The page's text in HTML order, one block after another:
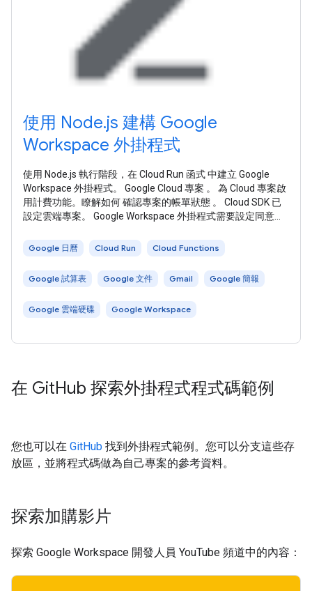
使用 Node.js 建構 Google
Workspace 外掛程式
使用 Node.js 執行階段，在 Cloud Run 函式 中建立 Google
Workspace 外掛程式。 Google Cloud 專案 。 為 Cloud 專案啟
用計費功能。瞭解如何 確認專案的帳單狀態 。 Cloud SDK 已
設定雲端專案。 Google Workspace 外掛程式需要設定同意畫
者顯示的內容。 點選「授權」 ，佈建並連線至 Cloud Shell。
Google 日曆 Cloud Run Cloud Functions
Google 試算表 Google 文件 Gmail Google 簡報
Google 雲端硬碟 Google Workspace
在 GitHub 探索外掛程式程式碼範例
您也可以在 GitHub 找到外掛程式範例。您可以分支這些存
放區，並將程式碼做為自己專案的參考資料。
探索加購影片
探索 Google Workspace 開發人員 YouTube 頻道中的內容：